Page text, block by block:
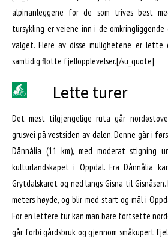
alpinanleggene for de som trives best
tursykling er veiene inn i de
valget. Flere av disse mulighetene er lette
samtidig flotte fjellopplevelser.[/su_quote]
Lette turer
Det mest tilgjengelige ruta går
grusvei på vestsiden av dalen. Denne går i
Dånnålia (11 km), med moderat stigning
kulturlandskapet i Oppdal. Fra Dånnålia
Grytdalskaret og ned langs Gisna til
meters høyde, og blir med start og mål i
For en lettere tur kan man bare fortsette
går forbi gårdsbruk og gjennom småkupert